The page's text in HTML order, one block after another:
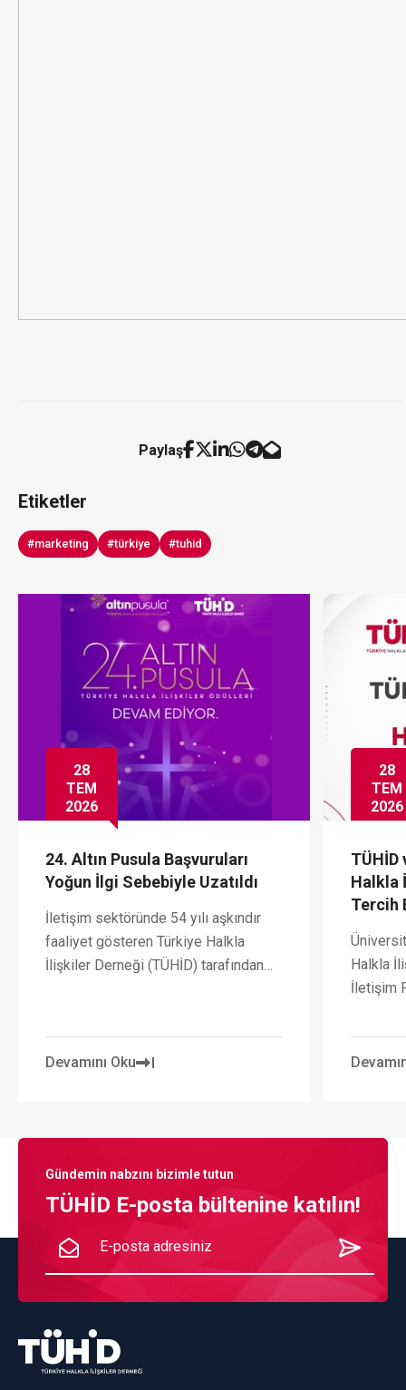
Paylaş
Etiketler
#marketing #türkiye #tuhid
28
TEM
2026
24. Altın Pusula Başvuruları
Yoğun İlgi Sebebiyle Uzatıldı
İletişim sektöründe 54 yılı aşkındır
faaliyet gösteren Türkiye Halkla
İlişkiler Derneği (TÜHİD) tarafından
kuruluşları, akademisyenler ve genç
iletişimcilerin heyecanla beklediği
Devamını Oku
28
TEM
2026
TÜHİD
Halkla
Tercih
Halkla
İletişim
Gündemin nabzını bizimle tutun
TÜHİD E-posta bültenine katılın!